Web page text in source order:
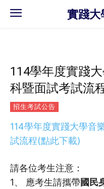
實踐大
114學年度實踐
科暨面試考試流
招生考試公告
114學年度實踐大學音
試流程(點此下載)
請各位考生注意：
1、 應考生請攜帶國民